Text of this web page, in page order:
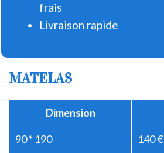
frais
Livraison rapide
MATELAS
Dimension
90 * 190 140 €